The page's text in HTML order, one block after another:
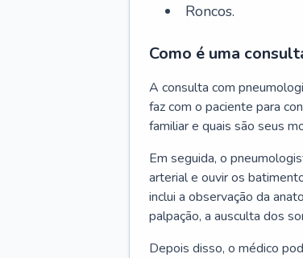
Roncos.
Como é uma
A consulta com
faz com o paciente para
familiar e quais são seus
Em seguida, o
arterial e ouvir os
inclui a observação da
palpação, a ausculta dos
Depois disso, o médico